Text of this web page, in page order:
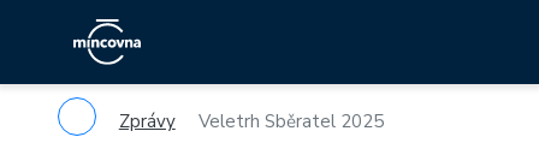
Zprávy Veletrh Sběratel 2025